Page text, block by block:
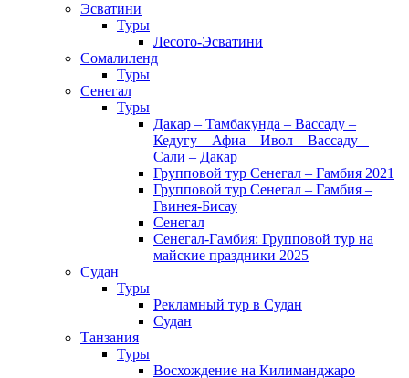
Эсватини
Туры
Лесото-Эсватини
Сомалиленд
Туры
Сенегал
Туры
Дакар – Тамбакунда – Вассаду –
Кедугу – Афиа – Ивол – Вассаду –
Сали – Дакар
Групповой тур Сенегал – Гамбия 2021
Групповой тур Сенегал – Гамбия –
Гвинея-Бисау
Сенегал
Сенегал-Гамбия: Групповой тур на
майские праздники 2025
Судан
Туры
Рекламный тур в Cудан
Cудан
Танзания
Туры
Восхождение на Килиманджаро